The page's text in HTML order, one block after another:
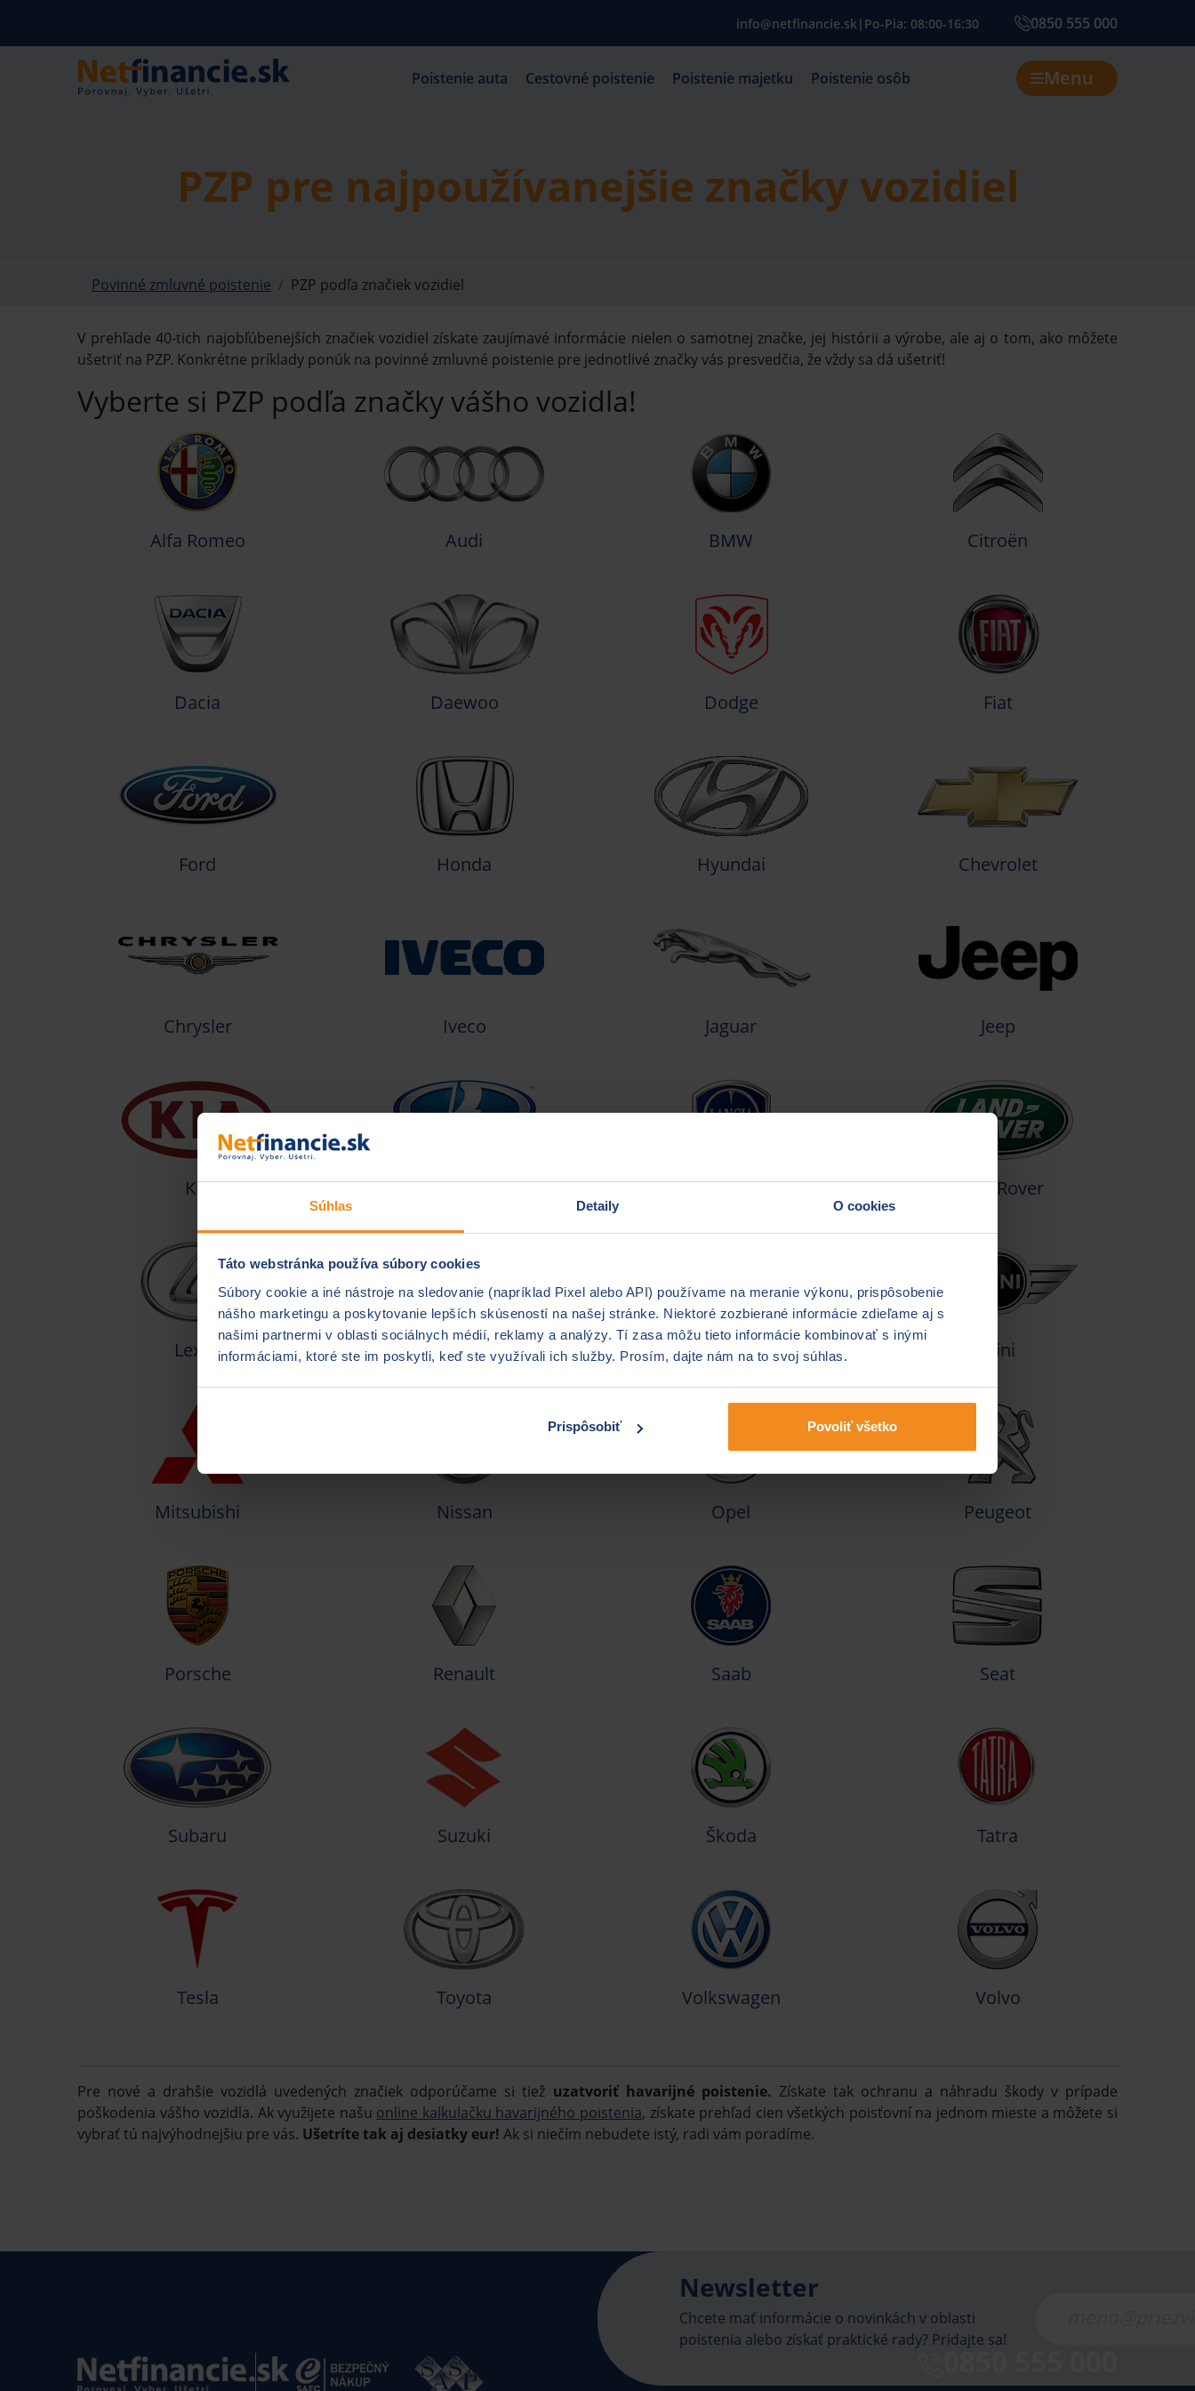
Súhlas Detaily O cookies
Táto webstránka používa súbory cookies
Súbory cookie a iné nástroje na sledovanie (napríklad Pixel alebo API) používame na meranie výkonu, prispôsobenie
nášho marketingu a poskytovanie lepších skúseností na našej stránke. Niektoré zozbierané informácie zdieľame aj s
našimi partnermi v oblasti sociálnych médií, reklamy a analýzy. Tí zasa môžu tieto informácie kombinovať s inými
informáciami, ktoré ste im poskytli, keď ste využívali ich služby. Prosím, dajte nám na to svoj súhlas.
Prispôsobiť Povoliť všetko
info@netfinancie.sk | Po-Pia: 08:00-16:30 0850 555 000
Poistenie auta Cestovné poistenie Poistenie majetku Poistenie osôb Menu
PZP pre najpoužívanejšie značky vozidiel
Povinné zmluvné poistenie PZP podľa značiek vozidiel
V prehľade 40-tich najobľúbenejších značiek vozidiel získate zaujímavé informácie nielen o samotnej značke, jej histórii a výrobe, ale aj o tom, ako môžete
ušetriť na PZP. Konkrétne príklady ponúk na povinné zmluvné poistenie pre jednotlivé značky vás presvedčia, že vždy sa dá ušetriť!
Vyberte si PZP podľa značky vášho vozidla!
Alfa Romeo Audi BMW Citroën
Dacia Daewoo Dodge Fiat
Ford Honda Hyundai Chevrolet
Chrysler Iveco Jaguar Jeep
Kia Lada Lancia Land Rover
Lexus Mazda Mercedes Mini
Mitsubishi Nissan Opel Peugeot
Porsche Renault Saab Seat
Subaru Suzuki Škoda Tatra
Tesla Toyota Volkswagen Volvo
Pre nové a drahšie vozidlá uvedených značiek odporúčame si tiež uzatvoriť havarijné poistenie. Získate tak ochranu a náhradu škody v prípade
poškodenia vášho vozidla. Ak využijete našu online kalkulačku havarijného poistenia, získate prehľad cien všetkých poisťovní na jednom mieste a môžete si
vybrať tú najvýhodnejšiu pre vás. Ušetríte tak aj desiatky eur! Ak si niečím nebudete istý, radi vám poradíme.
Newsletter
Chcete mať informácie o novinkách v oblasti
poistenia alebo získať praktické rady? Pridajte sa!
0850 555 000